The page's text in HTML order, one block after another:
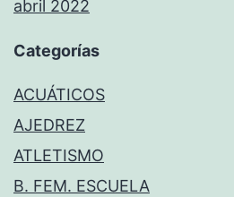
abril 2022
Categorías
ACUÁTICOS
AJEDREZ
ATLETISMO
B. FEM. ESCUELA